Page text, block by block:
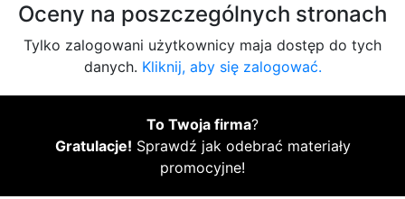
Oceny na poszczególnych stronach
Tylko zalogowani użytkownicy maja dostęp do tych
danych. Kliknij, aby się zalogować.
To Twoja firma?
Gratulacje! Sprawdź jak odebrać materiały
promocyjne!